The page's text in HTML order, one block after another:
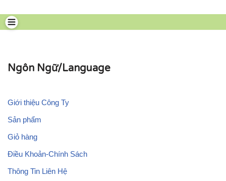
Chuyển
dung
Ngôn Ngữ/Language
Giới thiệu Công Ty
Sản phẩm
Giỏ hàng
Điều Khoản-Chính Sách
Thông Tin Liên Hệ